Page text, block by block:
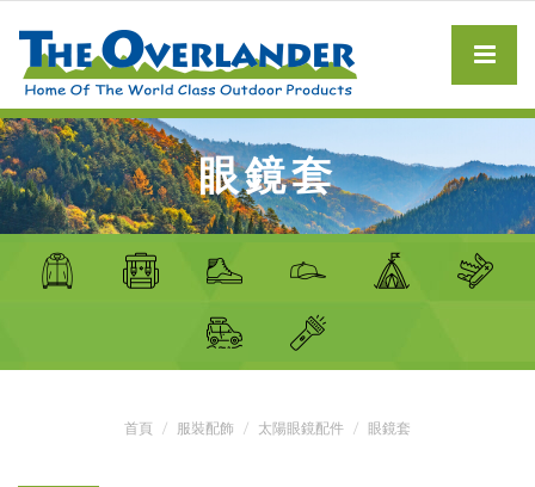
眼鏡套
首頁 服裝配飾 太陽眼鏡配件 眼鏡套